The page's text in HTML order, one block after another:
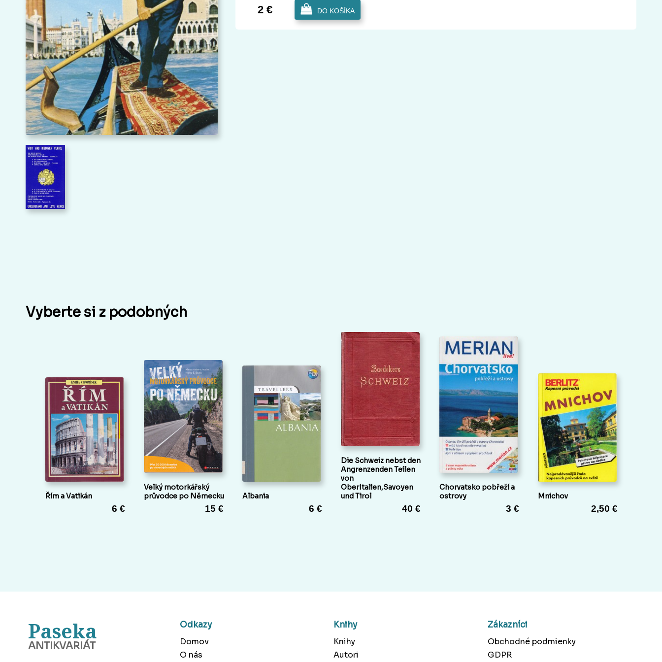
2 € DO KOŠÍKA
Vyberte si z podobných
Řím a Vatikán
6 €
Velký motorkářský
průvodce po Německu
15 €
Albania
6 €
Die Schweiz nebst den
Angrenzenden Teilen
von
OberItalien,Savoyen
und Tirol
40 €
Chorvatsko pobřeží a
ostrovy
3 €
Mnichov
2,50 €
Paseka
ANTIKVARIÁT
Odkazy
Domov
O nás
Knihy
Knihy
Autori
Zákazníci
Obchodné podmienky
GDPR